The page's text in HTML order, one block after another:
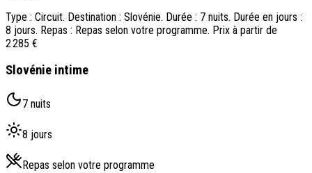
Type : Circuit. Destination : Slovénie. Durée : 7 nuits. Durée en jours :
8 jours. Repas : Repas selon votre programme. Prix à partir de
2 285 €
Slovénie intime
7 nuits
8 jours
Repas selon votre programme